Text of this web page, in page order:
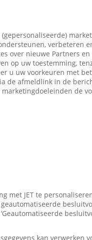
verbeteren
over nieuwe Partners
op uw toestemming,
u uw voorkeuren met
de afmeldlink in de
de
met JET te
kan verwerken